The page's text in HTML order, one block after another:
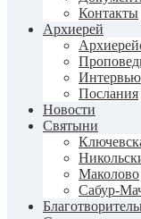
Контакты
Архиерей
Интервью
Послания
Новости
Святыни
Маколово
Сабур-